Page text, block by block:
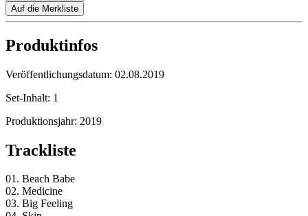
Auf die Merkliste
Produktinfos
Veröffentlichungsdatum: 02.08.2019
Set-Inhalt: 1
Produktionsjahr: 2019
Trackliste
01. Beach Babe
02. Medicine
03. Big Feeling